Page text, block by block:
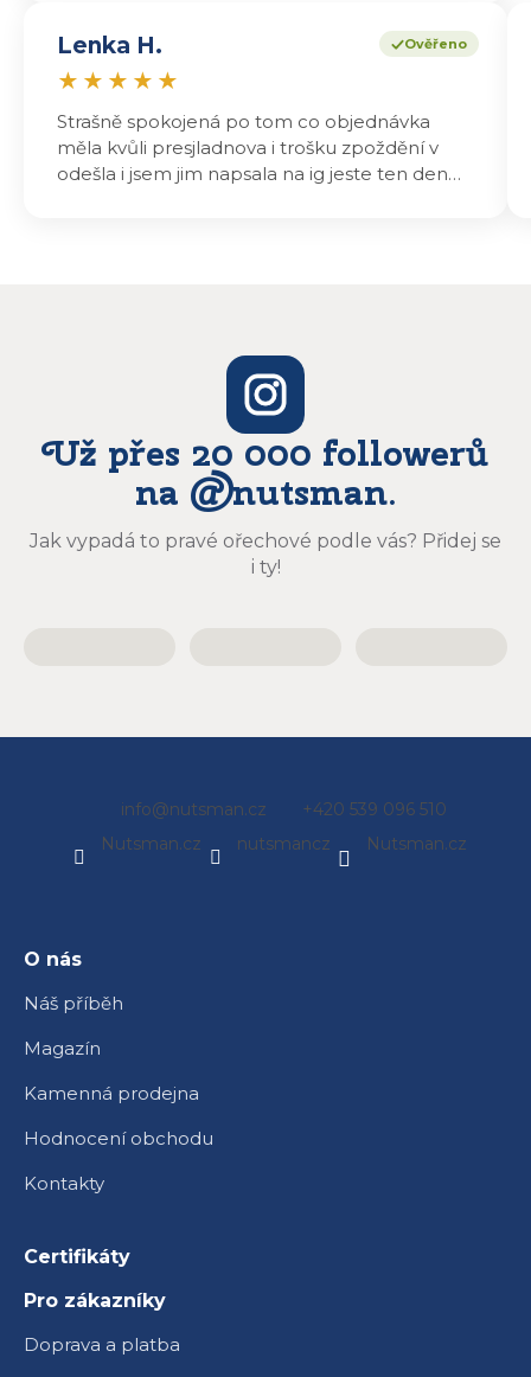
Ověřeno
Lenka H.
★ ★ ★ ★ ★
Strašně spokojená po tom co objednávka
měla kvůli presjladnova i trošku zpoždění v
odešla i jsem jim napsala na ig jeste ten den
Už přes 20 000 followerů
na @nutsman.
Jak vypadá to pravé ořechové podle vás? Přidej se
i ty!
info@nutsman.cz
+420 539 096 510
Nutsman.cz
nutsmancz Nutsman.cz
O nás
Náš příběh
Magazín
Kamenná prodejna
Hodnocení obchodu
Kontakty
Certifikáty
Pro zákazníky
Doprava a platba